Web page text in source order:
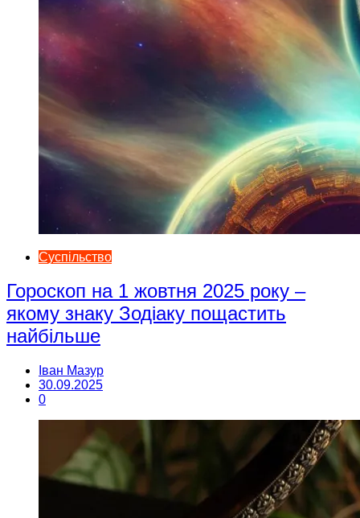
Суспільство
Гороскоп на 1 жовтня 2025 року –
якому знаку Зодіаку пощастить
найбільше
Іван Мазур
30.09.2025
0